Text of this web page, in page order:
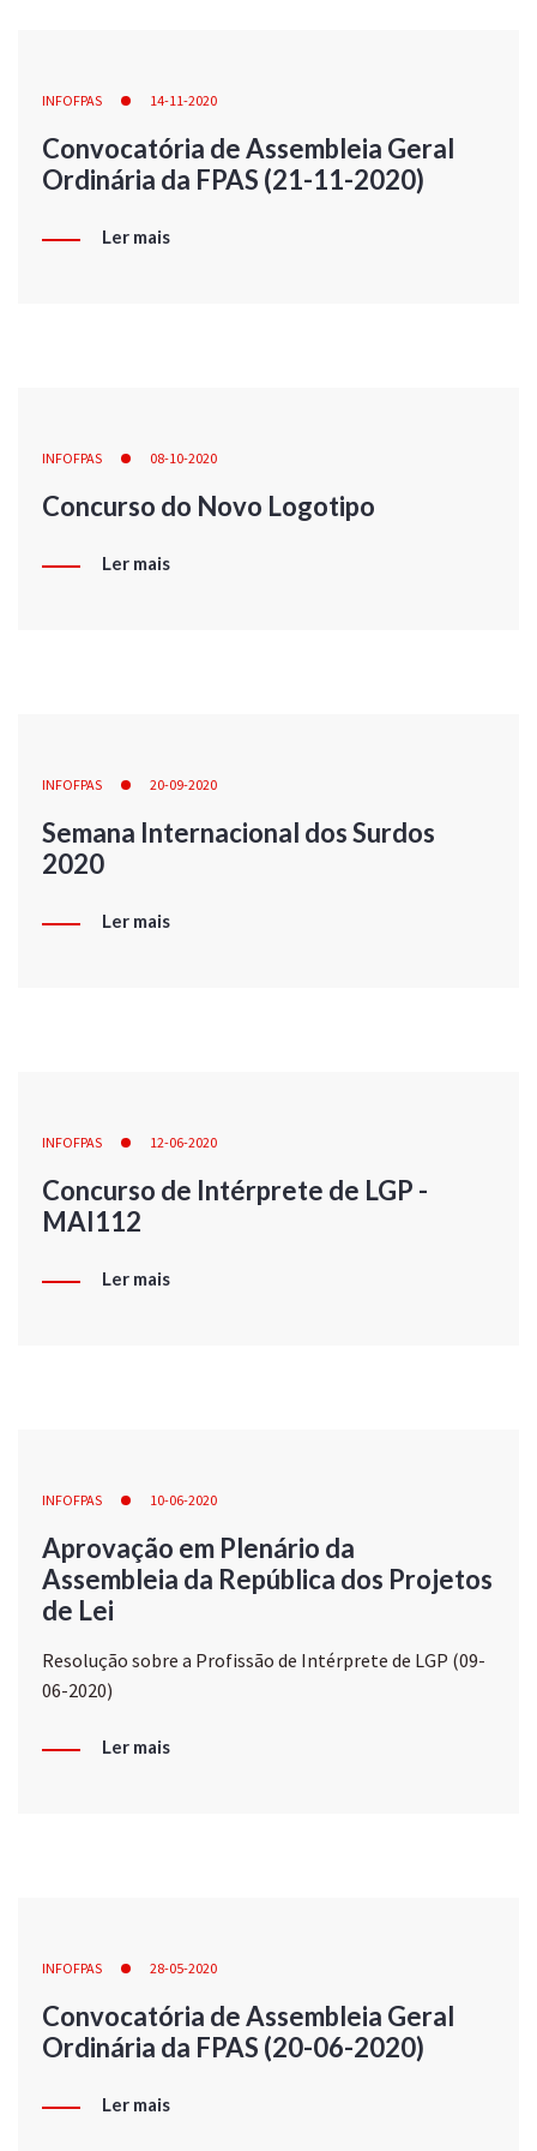
INFOFPAS 14-11-2020
Convocatória de Assembleia Geral
Ordinária da FPAS (21-11-2020)
Ler mais
INFOFPAS 08-10-2020
Concurso do Novo Logotipo
Ler mais
INFOFPAS 20-09-2020
Semana Internacional dos Surdos
2020
Ler mais
INFOFPAS 12-06-2020
Concurso de Intérprete de LGP -
MAI112
Ler mais
INFOFPAS 10-06-2020
Aprovação em Plenário da
Assembleia da República dos Projetos
de Lei
Resolução sobre a Profissão de Intérprete de LGP (09-
06-2020)
Ler mais
INFOFPAS 28-05-2020
Convocatória de Assembleia Geral
Ordinária da FPAS (20-06-2020)
Ler mais